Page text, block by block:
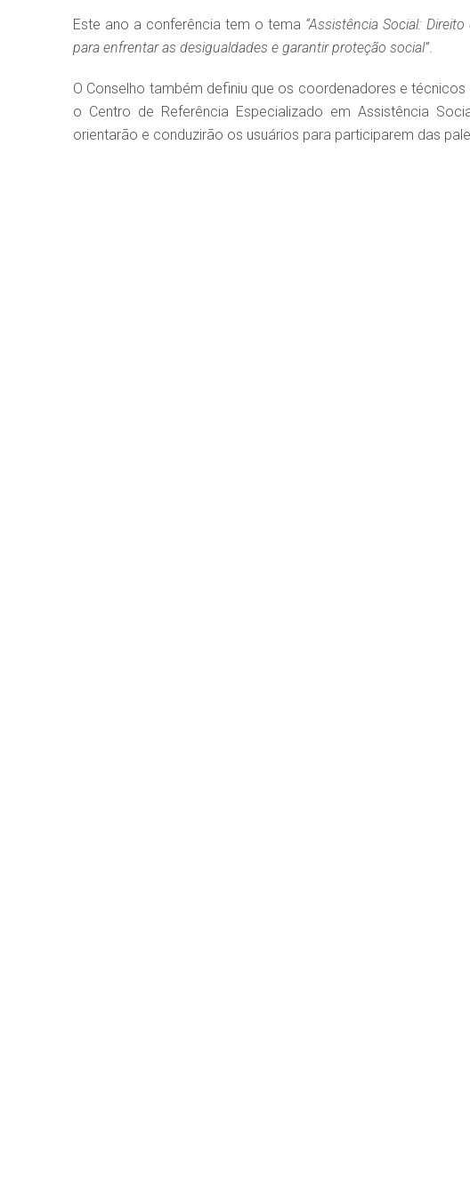
Este ano a conferência tem o tema “Assistência Social:
para enfrentar as desigualdades e garantir proteção social”.
O Conselho também definiu que os coordenadores e
o Centro de Referência Especializado em Assistência
orientarão e conduzirão os usuários para participarem das